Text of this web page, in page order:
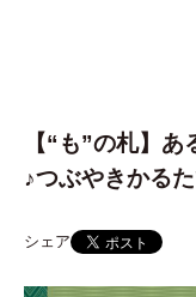
【“も”の札】
♪つぶやきかる
シェア